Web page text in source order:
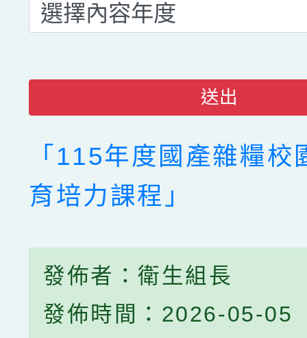
送出
「115年度國產雜糧校
育培力課程」
發佈者：衛生組長
發佈時間：2026-05-05